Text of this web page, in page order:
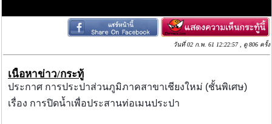
วันที่ 02 ก.พ. 61 12:22:57 , ดู 806 ครั้ง
เนื้อหาข่าว/กระทู้
ประกาศ การประปาส่วนภูมิภาคสาขาเชียงใหม่ (ชั้นพิเศษ)
เรื่อง การปิดน้ำเพื่อประสานท่อเมนประปา